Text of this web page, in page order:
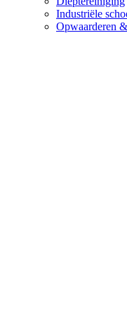
Industriële
Opwaarderen